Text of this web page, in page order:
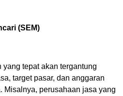
(SEM)
tepat akan tergantung
target pasar, dan anggaran
Misalnya, perusahaan jasa yang